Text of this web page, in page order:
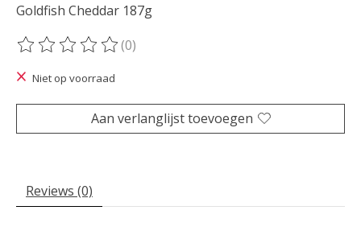
Goldfish Cheddar 187g
De beoordeling van dit product is
(0)
Niet op voorraad
Aan verlanglijst toevoegen
Reviews (0)